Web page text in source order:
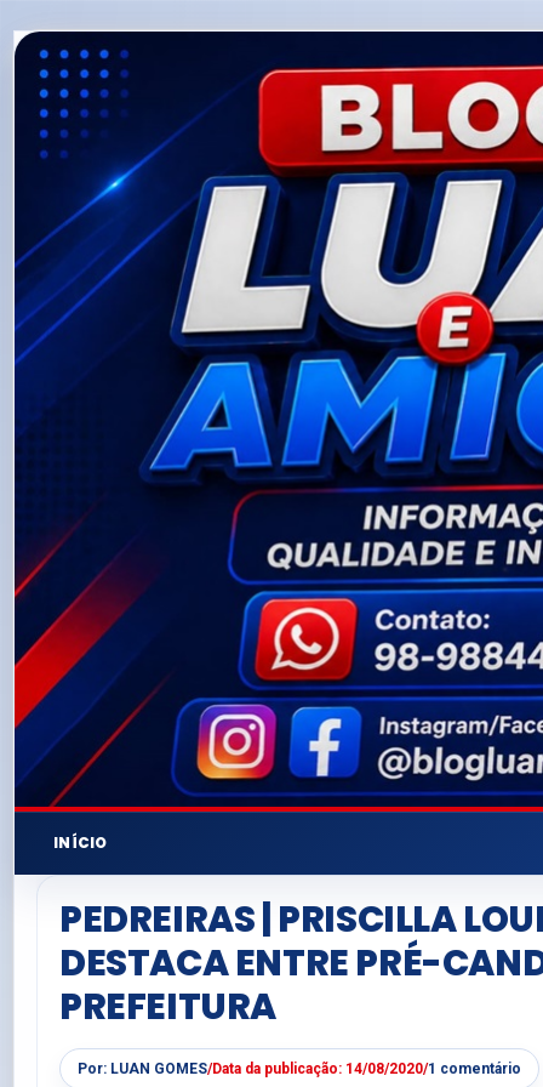
INÍCIO
PEDREIRAS | PRISCILLA
DESTACA ENTRE PRÉ-
PREFEITURA
Por: LUAN GOMES/Data da publicação: 14/08/2020/1 comentário